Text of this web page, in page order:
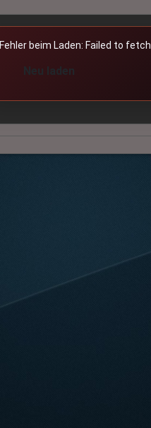
Fehler beim Laden: Failed to fetch